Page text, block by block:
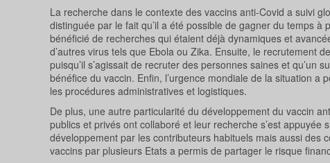
La recherche dans le contexte des vaccins anti-Covid a suivi
distinguée par le fait qu’il a été possible de gagner du temps
bénéficié de recherches qui étaient déjà dynamiques et
d’autres virus tels que Ebola ou Zika. Ensuite, le recrutement
puisqu’il s’agissait de recruter des personnes saines et
bénéfice du vaccin. Enfin, l’urgence mondiale de la situation
les procédures administratives et logistiques.
De plus, une autre particularité du développement du vaccin
publics et privés ont collaboré et leur recherche s’est
développement par les contributeurs habituels mais aussi des
vaccins par plusieurs Etats a permis de partager le risque